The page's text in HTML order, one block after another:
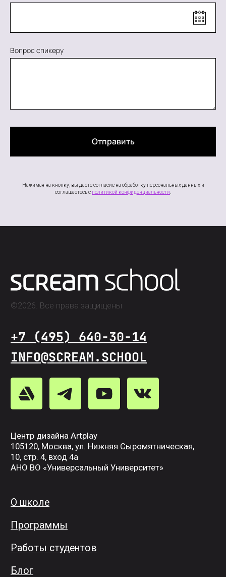
Вопрос спикеру
Отправить
Нажимая на кнопку, вы даете согласие на обработку персональных данных и
соглашаетесь c политикой конфиденциальности